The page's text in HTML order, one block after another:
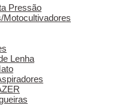
Pressão
Motocultivadores
Lenha